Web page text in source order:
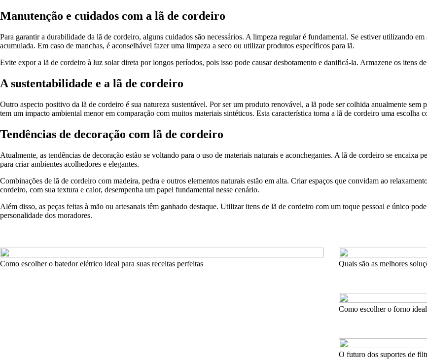
Manutenção e cuidados com a lã de cordeiro
Para garantir a durabilidade da lã de cordeiro, alguns cuidados são necessários. A limpeza regular é fundamental. Se estiver utilizando
acumulada. Em caso de manchas, é aconselhável fazer uma limpeza a seco ou utilizar produtos específicos para lã.
Evite expor a lã de cordeiro à luz solar direta por longos períodos, pois isso pode causar desbotamento e danificá-la. Armazene os itens
A sustentabilidade e a lã de cordeiro
Outro aspecto positivo da lã de cordeiro é sua natureza sustentável. Por ser um produto renovável, a lã pode ser colhida anualmente
tem um impacto ambiental menor em comparação com muitos materiais sintéticos. Esta característica torna a lã de cordeiro uma escolha
Tendências de decoração com lã de cordeiro
Atualmente, as tendências de decoração estão se voltando para o uso de materiais naturais e aconchegantes. A lã de cordeiro se encaixa
para criar ambientes acolhedores e elegantes.
Combinações de lã de cordeiro com madeira, pedra e outros elementos naturais estão em alta. Criar espaços que convidam ao
cordeiro, com sua textura e calor, desempenha um papel fundamental nesse cenário.
Além disso, as peças feitas à mão ou artesanais têm ganhado destaque. Utilizar itens de lã de cordeiro com um toque pessoal e único
personalidade dos moradores.
Como escolher o batedor elétrico ideal para suas receitas perfeitas Quais são as melhores
Como escolher o forno
O futuro dos suportes de